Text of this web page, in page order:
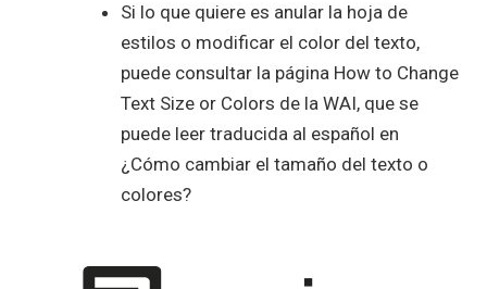
Si lo que quiere es anular la hoja de
estilos o modificar el color del texto,
puede consultar la página How to Change
Text Size or Colors de la WAI, que se
puede leer traducida al español en
¿Cómo cambiar el tamaño del texto o
colores?